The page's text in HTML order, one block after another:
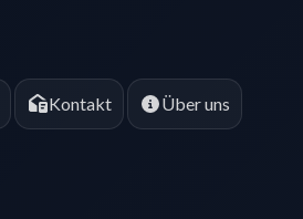
Kontakt Über uns